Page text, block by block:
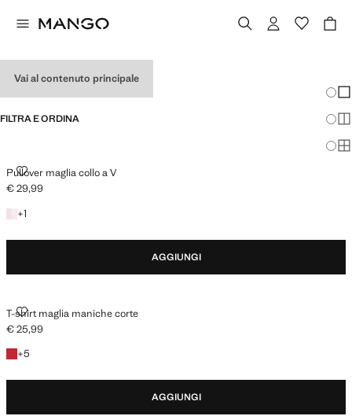
Vai al contenuto principale
FILTRA E ORDINA
Pullover maglia collo a V
PULLOVER MAGLIA COLLO A V
Prezzo attuale [€ 29,99 ]
€ 29,99
+1
+ 1 colore
AGGIUNGI
T-shirt maglia maniche corte
T-SHIRT MAGLIA MANICHE CORTE
Prezzo attuale [€ 25,99 ]
€ 25,99
+5
+5 colori
AGGIUNGI